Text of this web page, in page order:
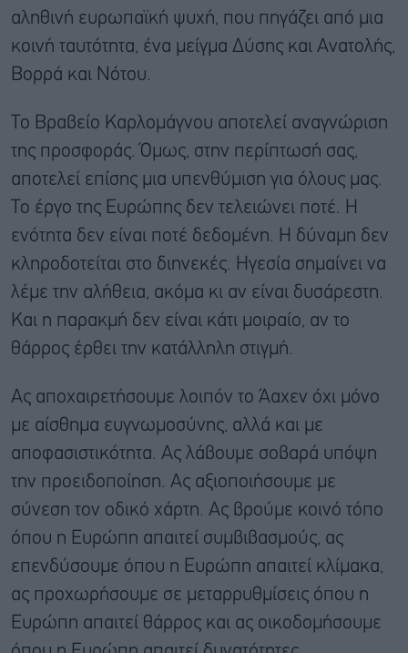
αληθινή ευρωπαϊκή ψυχή, που πηγάζει από μια
κοινή ταυτότητα, ένα μείγμα Δύσης και Ανατολής,
Βορρά και Νότου.
Το Βραβείο Καρλομάγνου αποτελεί αναγνώριση
της προσφοράς. Όμως, στην περίπτωσή σας,
αποτελεί επίσης μια υπενθύμιση για όλους μας.
Το έργο της Ευρώπης δεν τελειώνει ποτέ. Η
ενότητα δεν είναι ποτέ δεδομένη. Η δύναμη δεν
κληροδοτείται στο διηνεκές. Ηγεσία σημαίνει να
λέμε την αλήθεια, ακόμα κι αν είναι δυσάρεστη.
Και η παρακμή δεν είναι κάτι μοιραίο, αν το
θάρρος έρθει την κατάλληλη στιγμή.
Ας αποχαιρετήσουμε λοιπόν το Άαχεν όχι μόνο
με αίσθημα ευγνωμοσύνης, αλλά και με
αποφασιστικότητα. Ας λάβουμε σοβαρά υπόψη
την προειδοποίηση. Ας αξιοποιήσουμε με
σύνεση τον οδικό χάρτη. Ας βρούμε κοινό τόπο
όπου η Ευρώπη απαιτεί συμβιβασμούς, ας
επενδύσουμε όπου η Ευρώπη απαιτεί κλίμακα,
ας προχωρήσουμε σε μεταρρυθμίσεις όπου η
Ευρώπη απαιτεί θάρρος και ας οικοδομήσουμε